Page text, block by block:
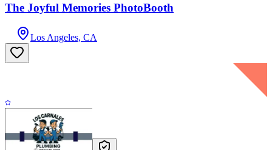
The Joyful Memories PhotoBooth
Los Angeles, CA